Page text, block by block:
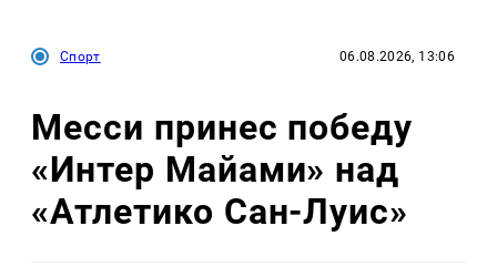
Спорт 06.08.2026, 13:06
Месси принес победу
«Интер Майами» над
«Атлетико Сан-Луис»